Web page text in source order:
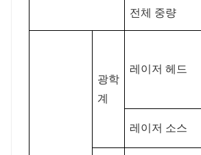
전체 중량
광학
계
레이저 헤드
레이저 소스